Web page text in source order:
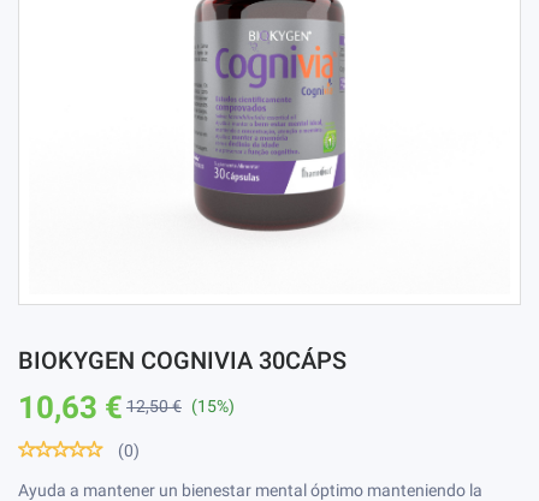
BIOKYGEN COGNIVIA 30CÁPS
10,63 € 12,50 € (15%)
(0)
Ayuda a mantener un bienestar mental óptimo manteniendo la